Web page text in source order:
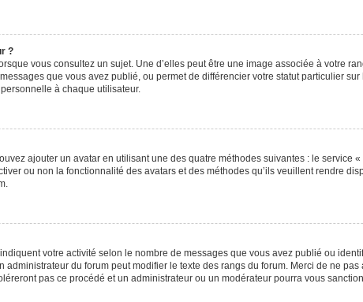
?
vous consultez un sujet. Une d’elles peut être une image associée à votre
que vous avez publié, ou permet de différencier votre statut particulier
à chaque utilisateur.
ajouter un avatar en utilisant une des quatre méthodes suivantes : le service
ou non la fonctionnalité des avatars et des méthodes qu’ils veuillent rendre
votre activité selon le nombre de messages que vous avez publié ou
du forum peut modifier le texte des rangs du forum. Merci de ne
pas ce procédé et un administrateur ou un modérateur pourra vous